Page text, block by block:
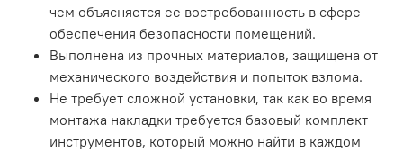
чем объясняется ее востребованность в сфере
обеспечения безопасности помещений.
Выполнена из прочных материалов, защищена от
механического воздействия и попыток взлома.
Не требует сложной установки, так как во время
монтажа накладки требуется базовый комплект
инструментов, который можно найти в каждом